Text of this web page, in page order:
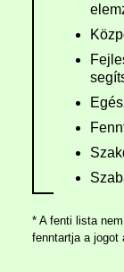
* A fenti lista
fenntartja a jogot